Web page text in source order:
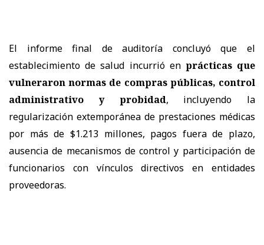
El informe final de auditoría concluyó que el
establecimiento de salud incurrió en prácticas que
vulneraron normas de compras públicas, control
administrativo y probidad, incluyendo la
regularización extemporánea de prestaciones médicas
por más de $1.213 millones, pagos fuera de plazo,
ausencia de mecanismos de control y participación de
funcionarios con vínculos directivos en entidades
proveedoras.